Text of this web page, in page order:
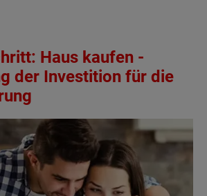
Haus kaufen -
der Investition für die